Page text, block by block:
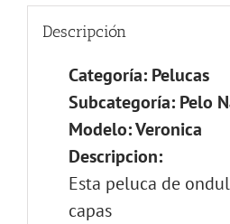
Descripción
Categoría: Pelucas
Subcategoría: Pelo
Modelo: Veronica
Descripcion:
Esta peluca de
capas